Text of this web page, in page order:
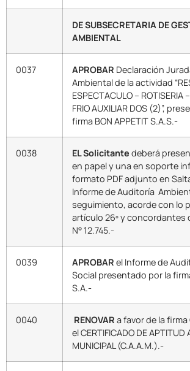
DE SUBSECRETARIA DE
AMBIENTAL
0037 APROBAR Declaración
Ambiental de la actividad
ESPECTACULO – ROTISERIA
FRIO AUXILIAR DOS (2)”,
firma BON APPETIT S.A.S.-
0038 EL Solicitante deberá
en papel y una en soporte
formato PDF adjunto en
Informe de Auditoría
seguimiento, acorde con lo
artículo 26º y concordantes
N° 12.745.-
0039 APROBAR el Informe de
Social presentado por la
S.A.-
0040 RENOVAR a favor de la firma
el CERTIFICADO DE APTITUD
MUNICIPAL (C.A.A.M.).-